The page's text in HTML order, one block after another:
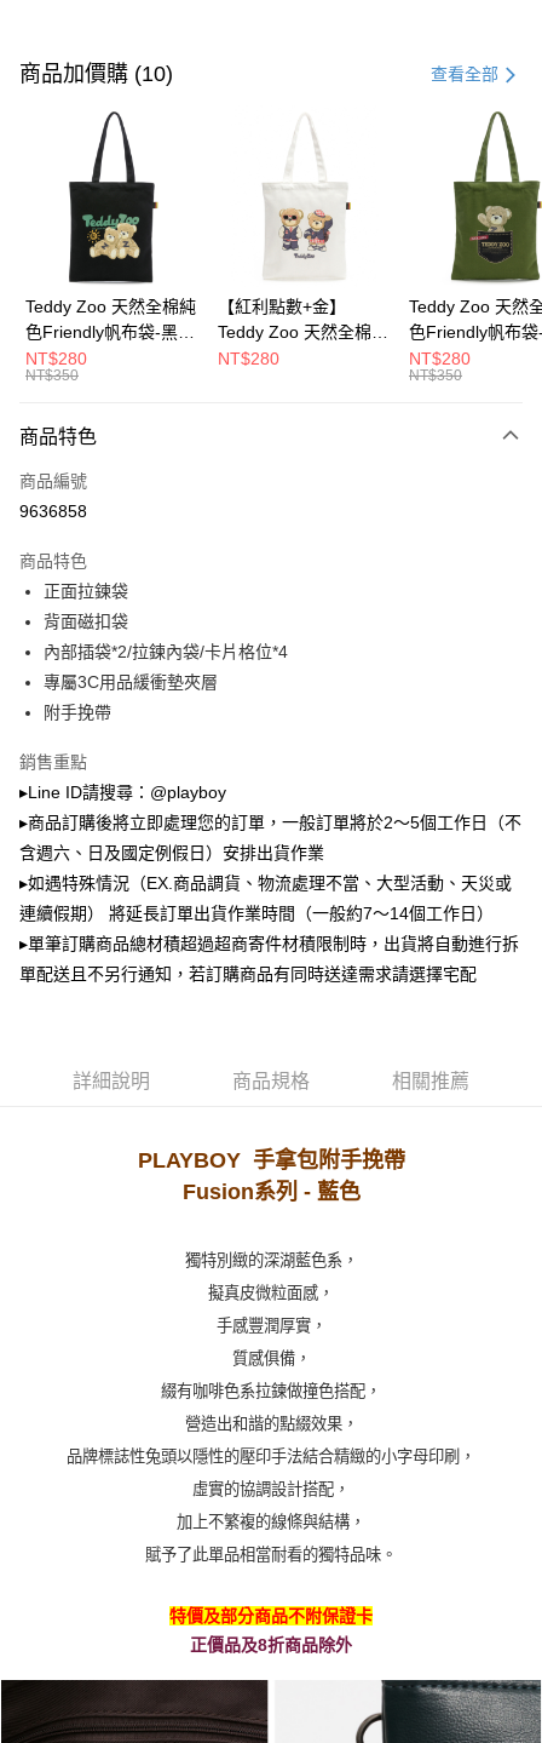
信用卡一次付款
超商取貨付款
Apple Pay
街口支付
大哥付你分期
相關說明
2.付款方式選擇「大哥付你分期」，訂單成立後會自動跳轉到大哥付的交易
成交易。
3.實際核准額度、可分期數及費用金額請依後續交易確認頁面所載為準。
消。如遇「轉專審核」未通過狀況，表示未達大哥付你分期系統評分，恕無
法說明評估內容。
【繳款方式說明】
1.分期款項不併入電信帳單，「大哥付你分期」於每月結算日後寄送繳費提
2.透過簡訊連結打開帳單後，可選擇「超商條碼／台灣大直營門市／銀行轉
帳／街口支付／iPASS MONEY」等通路繳費。
【注意事項】
用戶於交易時，得透過本服務購買商品或服務，並由商店將買賣／分期付款
買賣價金債權讓與本公司後，依約使用本公司帳單繳交帳款。
2.基於同意付款使用「大哥付你分期」之契約關係目的，商店將以您的個人
資料（包含姓名、電話或地址）提供予台灣大哥大進項蒐集、處理及利用，
由本公司與您本人進行分期帳單所需資料之確認、核對及更正。
3.完整用戶服務條款，請詳閱以下連結：https://oppay.tw/userRule
運送方式
全家取貨付款
付款後全家取貨
每筆NT$100，滿NT$700(含以上)免運費
每筆NT$100，滿NT$900(含以上)免運費
7-11取貨付款
每筆NT$100，滿NT$900(含以上)免運費
付款後7-11取貨
每筆NT$100，滿NT$700(含以上)免運費
宅配
商品加價購 (10) 查看全部
Teddy Zoo 天然全棉純
色Friendly帆布袋-黑色
(TZB107)
NT$280
NT$350
【紅利點數+金】
Teddy Zoo 天然全棉純
色Friendly帆布袋-白色
NT$280
Teddy Zoo 天然
色Friendly帆布袋
色(TZB107)
NT$280
NT$350
商品特色
商品編號
9636858
商品特色
正面拉鍊袋
背面磁扣袋
內部插袋*2/拉鍊內袋/卡片格位*4
專屬3C用品緩衝墊夾層
附手挽帶
銷售重點
▸Line ID請搜尋：@playboy
▸商品訂購後將立即處理您的訂單，一般訂單將於2～5個工作日（不
含週六、日及國定例假日）安排出貨作業
▸如遇特殊情況（EX.商品調貨、物流處理不當、大型活動、天災或
連續假期） 將延長訂單出貨作業時間（一般約7～14個工作日）
▸單筆訂購商品總材積超過超商寄件材積限制時，出貨將自動進行拆
單配送且不另行通知，若訂購商品有同時送達需求請選擇宅配
詳細說明 商品規格 相關推薦
PLAYBOY 手拿包附手挽帶
Fusion系列 - 藍色
獨特別緻的深湖藍色系，
擬真皮微粒面感，
手感豐潤厚實，
質感俱備，
綴有咖啡色系拉鍊做撞色搭配，
營造出和諧的點綴效果，
品牌標誌性兔頭以隱性的壓印手法結合精緻的小字母印刷，
虛實的協調設計搭配，
加上不繁複的線條與結構，
賦予了此單品相當耐看的獨特品味。
特價及部分商品不附保證卡
正價品及8折商品除外